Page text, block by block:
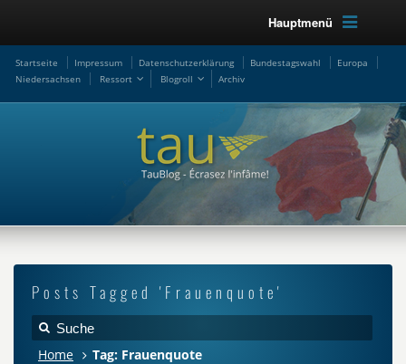
Hauptmenü
Startseite Impressum Datenschutzerklärung Bundestagswahl
Europa
Niedersachsen
Ressort Blogroll Archiv
Posts Tagged 'Frauenquote'
Home Tag: Frauenquote